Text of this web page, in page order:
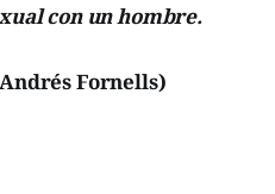
con un hombre.
Fornells)